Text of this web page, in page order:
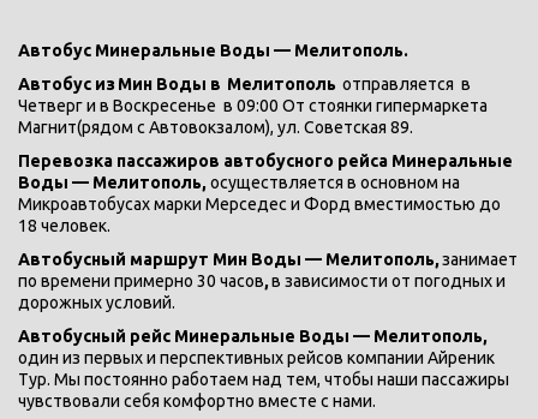
Автобус Минеральные Воды — Мелитополь.
Автобус из Мин Воды в Мелитополь отправляется  в
Четверг и в Воскресенье  в 09:00 От стоянки гипермаркета
Магнит(рядом с Автовокзалом), ул. Советская 89.
Перевозка пассажиров автобусного рейса Минеральные
Воды — Мелитополь, осуществляется в основном на
Микроавтобусах марки Мерседес и Форд вместимостью до
18 человек.
Автобусный маршрут Мин Воды — Мелитополь, занимает
по времени примерно 30 часов, в зависимости от погодных и
дорожных условий.
Автобусный рейс Минеральные Воды — Мелитополь,
один из первых и перспективных рейсов компании Айреник
Тур. Мы постоянно работаем над тем, чтобы наши пассажиры
чувствовали себя комфортно вместе с нами.